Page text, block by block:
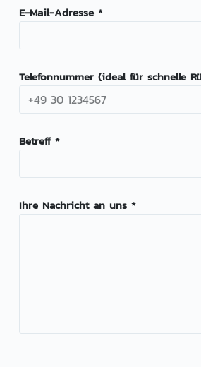
E-Mail-Adresse *
Telefonnummer (ideal für schnelle
Betreff *
Ihre Nachricht an uns *